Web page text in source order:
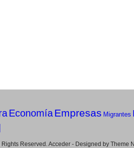
EconomíaEmpresas Migrantes
Rights Reserved.Acceder - Designed by Theme